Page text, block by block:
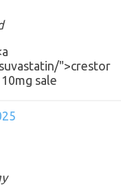
">crestor
sale